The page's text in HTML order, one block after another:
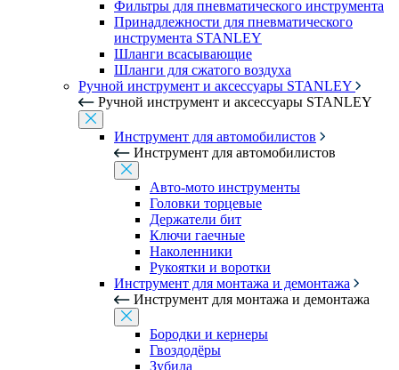
Фильтры для пневматического инструмента
Принадлежности для пневматического
инструмента STANLEY
Шланги всасывающие
Шланги для сжатого воздуха
Ручной инструмент и аксессуары STANLEY
Ручной инструмент и аксессуары STANLEY
Инструмент для автомобилистов
Инструмент для автомобилистов
Авто-мото инструменты
Головки торцевые
Держатели бит
Ключи гаечные
Наколенники
Рукоятки и воротки
Инструмент для монтажа и демонтажа
Инструмент для монтажа и демонтажа
Бородки и кернеры
Гвоздодёры
Зубила